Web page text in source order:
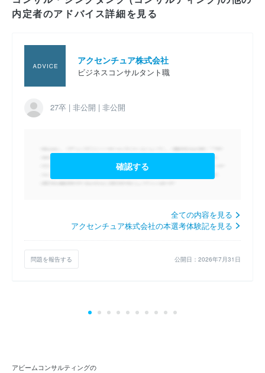
2027卒 コンサルタント職 公共経営コンサルタントコ
2027卒 コンサルタント職 ビジネスコンサルタントコ
ース の内定者のアドバイス
ース の内定者のアドバイス
2027卒 コンサルタント職 テクノロジーコンサルタン
トコース の内定者のアドバイス
内定者のアドバイス詳細を見る
アクセンチュア株式会社
ビジネスコンサルタント職
27卒 | 非公開 | 非公開
確認する
全ての内容を見る
アクセンチュア株式会社の本選考体験記を見る
問題を報告する 公開日：2026年7月31日
アビームコンサルティングの